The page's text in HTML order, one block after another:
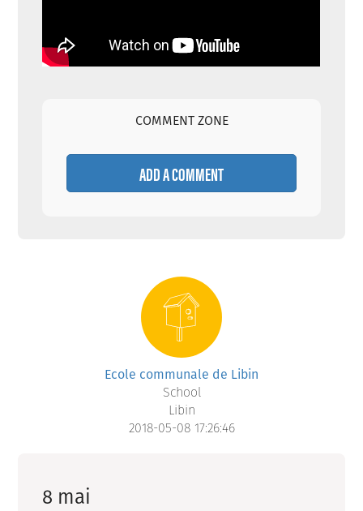
COMMENT ZONE
ADD A COMMENT
Ecole communale de Libin
School
Libin
2018-05-08 17:26:46
8 mai